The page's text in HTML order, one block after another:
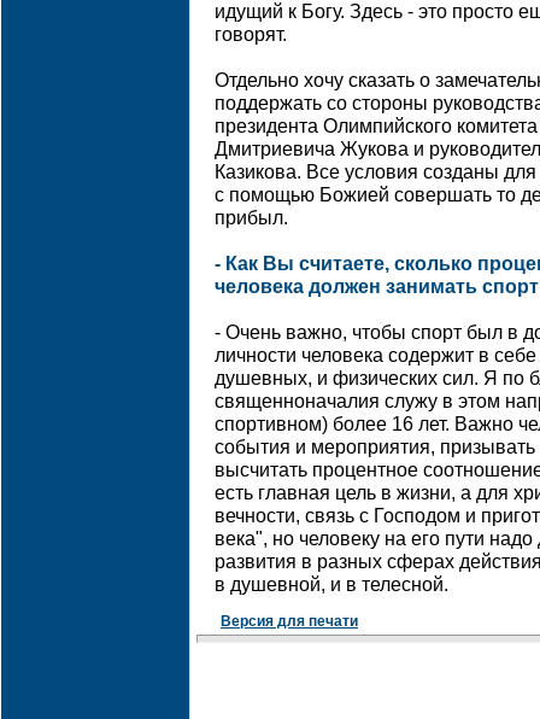
идущий к Богу. Здесь - это просто
говорят.
Отдельно хочу сказать о
поддержать со стороны
президента Олимпийского
Дмитриевича Жукова и
Казикова. Все условия созданы
с помощью Божией совершать то
прибыл.
- Как Вы считаете, сколько
человека должен занимать
- Очень важно, чтобы спорт был в
личности человека содержит в
душевных, и физических сил. Я по
священноначалия служу в этом
спортивном) более 16 лет. Важно
события и мероприятия,
высчитать процентное
есть главная цель в жизни, а для
вечности, связь с Господом и
века", но человеку на его пути
развития в разных сферах
в душевной, и в телесной.
Версия для печати